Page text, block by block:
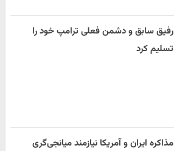
رفیق سابق و دشمن فعلی ترامپ خود را
تسلیم کرد
مذاکره ایران و آمریکا نیازمند میانجی‌گری